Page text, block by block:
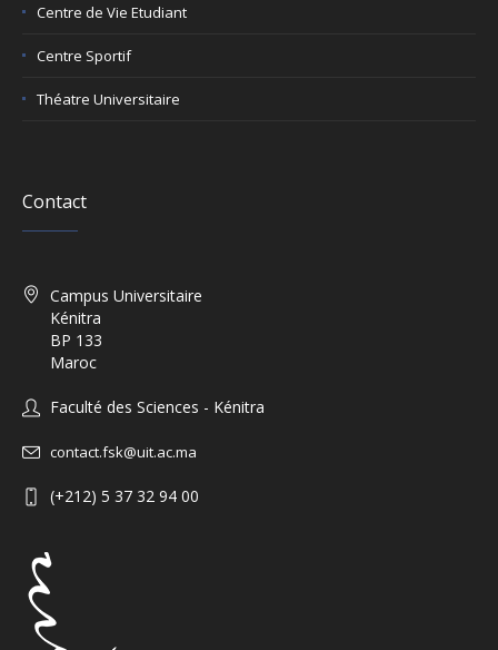
Centre de Vie Etudiant
Centre Sportif
Théatre Universitaire
Contact
Campus Universitaire
Kénitra
BP 133
Maroc
Faculté des Sciences - Kénitra
contact.fsk@uit.ac.ma
(+212) 5 37 32 94 00